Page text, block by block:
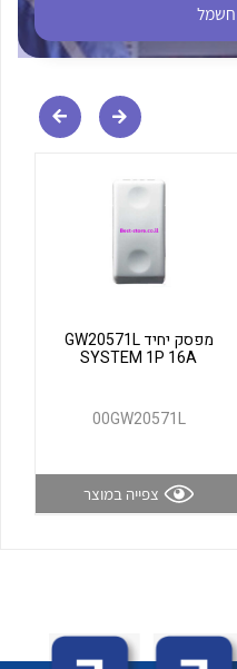
לכל מוצרי היצרן
חשמל
מפסק יחיד GW20571L
SYSTEM 1P 16A
00GW20571L
צפייה במוצר